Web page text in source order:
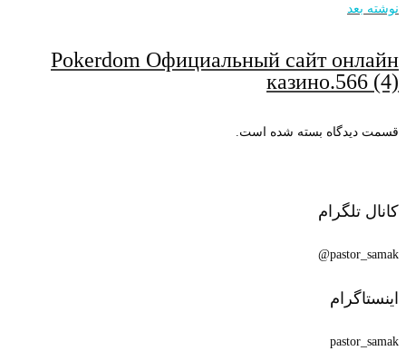
نوشته بعد
Pokerdom Официальный сайт онлайн
казино.566 (4)
قسمت دیدگاه بسته شده است.
کانال تلگرام
pastor_samak@
اینستاگرام
pastor_samak